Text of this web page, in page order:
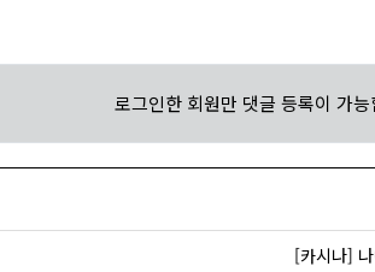
로그인한 회원만 댓글 등록이 가능
[카시나]